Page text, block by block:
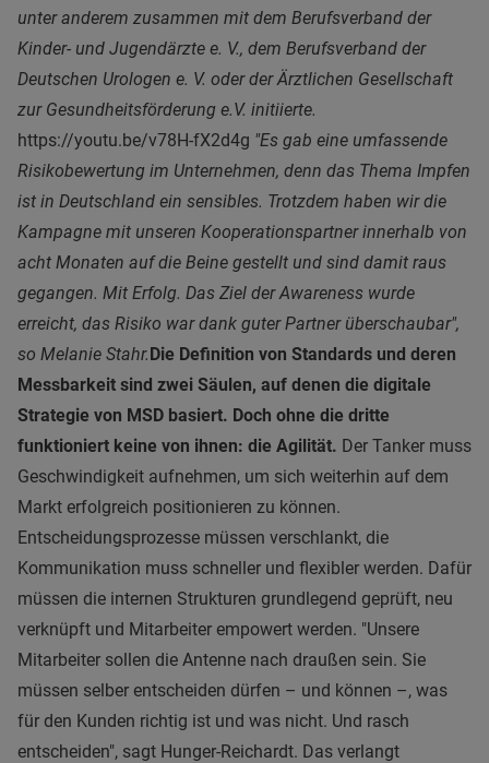
unter anderem zusammen mit dem Berufsverband der
Kinder- und Jugendärzte e. V., dem Berufsverband der
Deutschen Urologen e. V. oder der Ärztlichen Gesellschaft
zur Gesundheitsförderung e.V. initiierte.
https://youtu.be/v78H-fX2d4g "Es gab eine umfassende
Risikobewertung im Unternehmen, denn das Thema Impfen
ist in Deutschland ein sensibles. Trotzdem haben wir die
Kampagne mit unseren Kooperationspartner innerhalb von
acht Monaten auf die Beine gestellt und sind damit raus
gegangen. Mit Erfolg. Das Ziel der Awareness wurde
erreicht, das Risiko war dank guter Partner überschaubar",
so Melanie Stahr.Die Definition von Standards und deren
Messbarkeit sind zwei Säulen, auf denen die digitale
Strategie von MSD basiert. Doch ohne die dritte
funktioniert keine von ihnen: die Agilität. Der Tanker muss
Geschwindigkeit aufnehmen, um sich weiterhin auf dem
Markt erfolgreich positionieren zu können.
Entscheidungsprozesse müssen verschlankt, die
Kommunikation muss schneller und flexibler werden. Dafür
müssen die internen Strukturen grundlegend geprüft, neu
verknüpft und Mitarbeiter empowert werden. "Unsere
Mitarbeiter sollen die Antenne nach draußen sein. Sie
müssen selber entscheiden dürfen – und können –, was
für den Kunden richtig ist und was nicht. Und rasch
entscheiden", sagt Hunger-Reichardt. Das verlangt